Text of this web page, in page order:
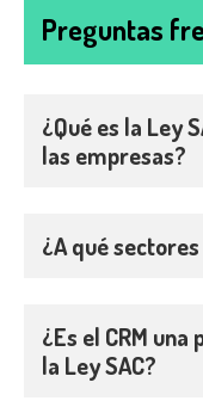
Preguntas
¿Qué es la Ley
las empresas?
¿A qué
¿Es el CRM
la Ley SAC?